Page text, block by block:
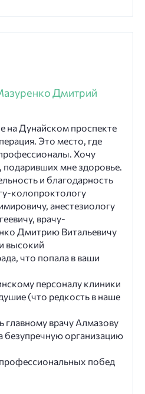
Дмитрий
на Дунайском проспекте
Это место, где
Хочу
подаривших мне здоровье.
и благодарность
колопроктологу
анестезиологу
врачу-
Дмитрию Витальевичу
высокий
что попала в ваши
персоналу клиники
(что редкость в наше
главному врачу Алмазову
безупречную организацию
побед